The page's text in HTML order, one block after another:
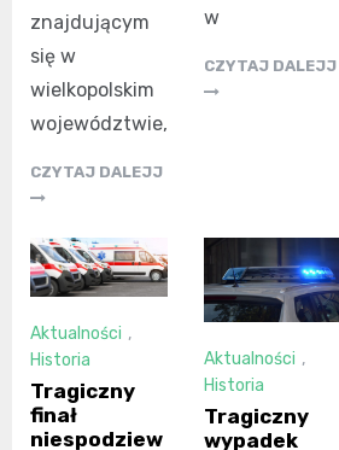
znajdującym
się w
wielkopolskim
województwie,
CZYTAJ DALEJJ
w
CZYTAJ DALEJJ
Aktualności ,
Historia
Tragiczny
finał
niespodziew
Aktualności ,
Historia
Tragiczny
wypadek